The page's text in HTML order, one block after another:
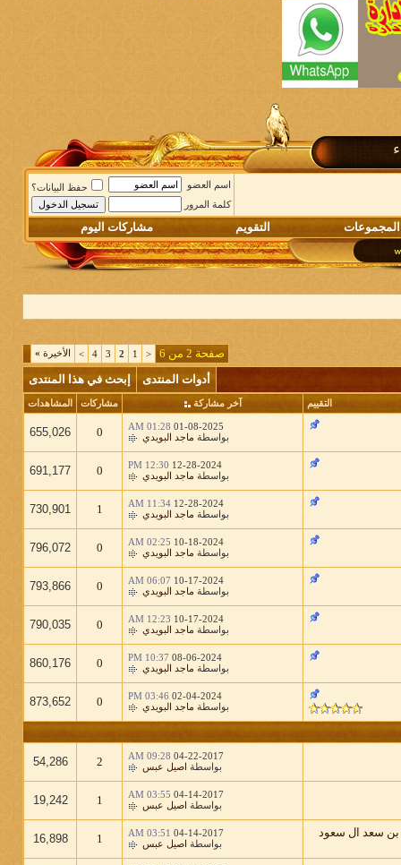
اسم العضو
حفظ البيانات؟
كلمة المرور
المجموعات التقويم مشاركات اليوم
صفحة 2 من 6 <
1
2
3
4
> الأخيرة »
أدوات المنتدى إبحث في هذا المنتدى
التقييم آخر مشاركة مشاركات المشاهدات
01-08-2025
01:28 AM
بواسطة ماجد البويدي 0
655,026
12-28-2024
12:30 PM
بواسطة ماجد البويدي 0
691,177
12-28-2024
11:34 AM
بواسطة ماجد البويدي 1
730,901
10-18-2024
02:25 AM
بواسطة ماجد البويدي 0
796,072
10-17-2024
06:07 AM
بواسطة ماجد البويدي 0
793,866
10-17-2024
12:23 AM
بواسطة ماجد البويدي 0
790,035
08-06-2024
10:37 PM
بواسطة ماجد البويدي 0
860,176
02-04-2024
03:46 PM
بواسطة ماجد البويدي 0
873,652
04-22-2017
09:28 AM
بواسطة اصيل عبس 2
54,286
04-14-2017
03:55 AM
بواسطة اصيل عبس 1
19,242
بن سعد ال سعود 04-14-2017
03:51 AM
بواسطة اصيل عبس 1
16,898